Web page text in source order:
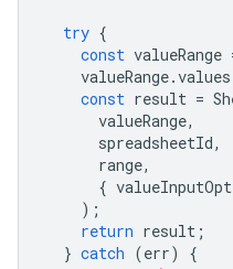
try {
const valueRange
valueRange.values
const result =
valueRange,
spreadsheetId,
range,
{
);
return result ;
} catch (err)
{